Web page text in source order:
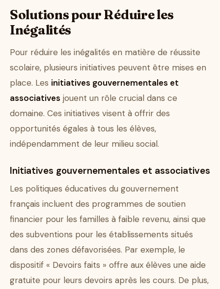
Solutions pour Réduire les
Inégalités
Pour réduire les inégalités en matière de réussite
scolaire, plusieurs initiatives peuvent être mises en
place. Les initiatives gouvernementales et
associatives jouent un rôle crucial dans ce
domaine. Ces initiatives visent à offrir des
opportunités égales à tous les élèves,
indépendamment de leur milieu social.
Initiatives gouvernementales et associatives
Les politiques éducatives du gouvernement
français incluent des programmes de soutien
financier pour les familles à faible revenu, ainsi que
des subventions pour les établissements situés
dans des zones défavorisées. Par exemple, le
dispositif « Devoirs faits » offre aux élèves une aide
gratuite pour leurs devoirs après les cours. De plus,